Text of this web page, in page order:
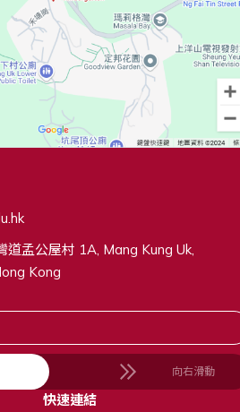
道孟公屋村 1A, Mang Kung Uk,
Kong
向右滑動
快速連結